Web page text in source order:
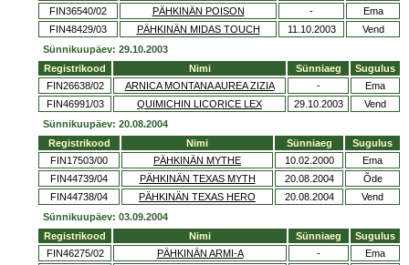
FIN36540/02
PÄHKINÄN POISON -
Ema
FIN48429/03
PÄHKINÄN MIDAS TOUCH 11.10.2003
Vend
Sünnikuupäev: 29.10.2003
Registrikood
Nimi Sünniaeg
Sugulus
FIN26638/02
ARNICA MONTANA AUREA ZIZIA -
Ema
FIN46991/03
QUIMICHIN LICORICE LEX 29.10.2003
Vend
Sünnikuupäev: 20.08.2004
Registrikood
Nimi Sünniaeg
Sugulus
FIN17503/00
PÄHKINÄN MYTHE 10.02.2000
Ema
FIN44739/04
PÄHKINÄN TEXAS MYTH 20.08.2004
Õde
FIN44738/04
PÄHKINÄN TEXAS HERO 20.08.2004
Vend
Sünnikuupäev: 03.09.2004
Registrikood
Nimi Sünniaeg
Sugulus
FIN46275/02
PÄHKINÄN ARMI-A -
Ema